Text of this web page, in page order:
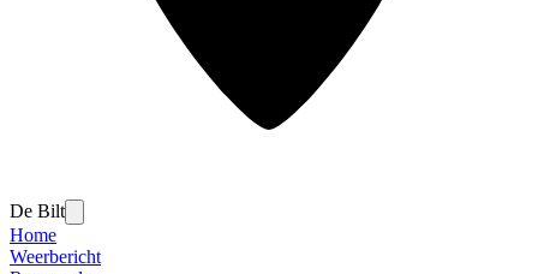
De Bilt
Home
Weerbericht